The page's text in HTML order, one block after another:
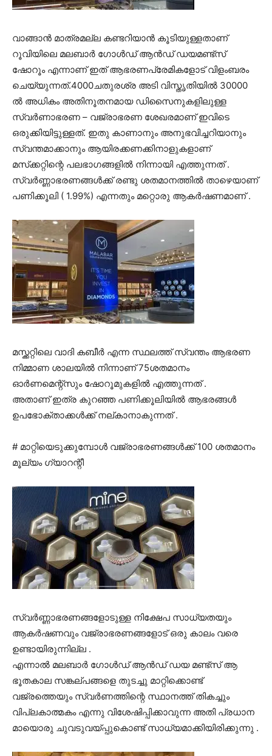
വാങ്ങാൻ മാത്രമല്ല കണ്ടറിയാൻ കൂടിയുള്ളതാണ്
റൂവിയിലെ മലബാർ ഗോൾഡ് ആൻഡ് ഡയമണ്ട്‌സ്‌
ഷോറൂം എന്നാണ് ഇത് ആഭരണപ്രേമികളോട് വിളംബരം
ചെയ്യുന്നത്.4000ചതുരശ്ര അടി വിസ്തൃതിയിൽ 30000
ൽ അധികം അതിനൂതനമായ ഡിസൈനുകളിലുള്ള
സ്വർണാഭരണ – വജ്രാഭരണ ശേഖരമാണ് ഇവിടെ
ഒരുക്കിയിട്ടുള്ളത്. ഇതു കാണാനും അനുഭവിച്ചറിയാനും
സ്വന്തമാക്കാനും ആയിരക്കണക്കിനാളുകളാണ്
മസ്‌ക്കറ്റിന്റെ പലഭാഗങ്ങളിൽ നിന്നായി എത്തുന്നത് .
സ്വർണ്ണാഭരണങ്ങൾക്ക് രണ്ടു ശതമാനത്തിൽ താഴെയാണ്
പണിക്കൂലി ( 1.99%) എന്നതും മറ്റൊരു ആകർഷണമാണ് .
മസ്ക്കറ്റിലെ വാദി കബീർ എന്ന സ്ഥലത്ത് സ്വന്തം ആഭരണ
നിമ്മാണ ശാലയിൽ നിന്നാണ് 75ശതമാനം
ഓർണമെന്റ്സും ഷോറൂമുകളിൽ എത്തുന്നത് .
അതാണ് ഇത്ര കുറഞ്ഞ പണിക്കൂലിയിൽ ആഭരങ്ങൾ
ഉപഭോക്താക്കൾക്ക് നല്കാനാകുന്നത് .
# മാറ്റിയെടുക്കുമ്പോൾ വജ്രാഭരണങ്ങൾക്ക് 100 ശതമാനം
മൂല്യം ഗ്യാറന്റീ
സ്വർണ്ണാഭരണങ്ങളോടുള്ള നിക്ഷേപ സാധ്യതയും
ആകർഷണവും വജ്രാഭരണങ്ങളോട് ഒരു കാലം വരെ
ഉണ്ടായിരുന്നില്ല .
എന്നാൽ മലബാർ ഗോൾഡ് ആൻഡ് ഡയ മണ്ട്സ് ആ
ഭൂതകാല സങ്കല്പങ്ങളെ തുടച്ചു മാറ്റിക്കൊണ്ട്
വജ്രത്തെയും സ്വർണത്തിന്റെ സ്ഥാനത്ത് തികച്ചും
വിപ്ലകാത്മകം എന്നു വിശേഷിപ്പിക്കാവുന്ന അതി പ്രധാന
മായൊരു ചുവടുവയ്പ്പുകൊണ്ട് സാധ്യമാക്കിയിരിക്കുന്നു .